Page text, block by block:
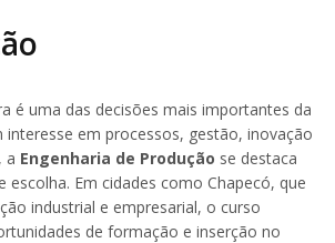
é uma das decisões mais importantes da
interesse em processos, gestão, inovação
a Engenharia de Produção se destaca
escolha. Em cidades como Chapecó, que
industrial e empresarial, o curso
de formação e inserção no